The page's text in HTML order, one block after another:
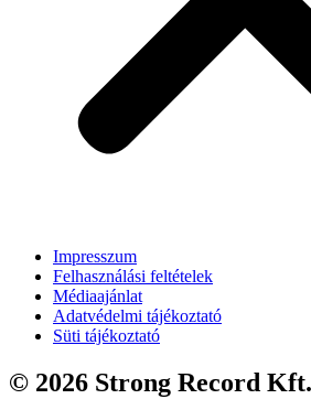
Impresszum
Felhasználási feltételek
Médiaajánlat
Adatvédelmi tájékoztató
Süti tájékoztató
© 2026 Strong Record